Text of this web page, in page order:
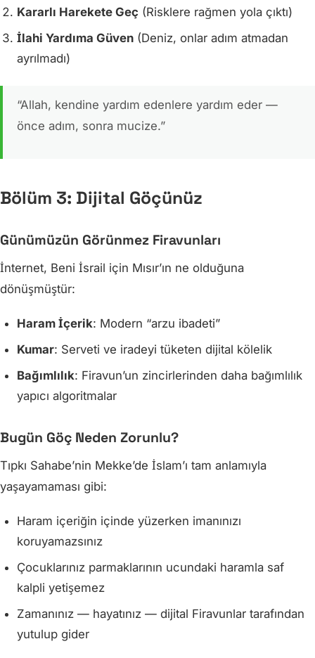
Kararlı Harekete Geç (Risklere rağmen yola çıktı)
İlahi Yardıma Güven (Deniz, onlar adım atmadan
ayrılmadı)
“Allah, kendine yardım edenlere yardım eder —
önce adım, sonra mucize.”
Bölüm 3: Dijital Göçünüz
Günümüzün Görünmez Firavunları
İnternet, Beni İsrail için Mısır’ın ne olduğuna
dönüşmüştür:
Haram İçerik: Modern “arzu ibadeti”
Kumar: Serveti ve iradeyi tüketen dijital kölelik
Bağımlılık: Firavun’un zincirlerinden daha bağımlılık
yapıcı algoritmalar
Bugün Göç Neden Zorunlu?
Tıpkı Sahabe’nin Mekke’de İslam’ı tam anlamıyla
yaşayamaması gibi:
Haram içeriğin içinde yüzerken imanınızı
koruyamazsınız
Çocuklarınız parmaklarının ucundaki haramla saf
kalpli yetişemez
Zamanınız — hayatınız — dijital Firavunlar tarafından
yutulup gider